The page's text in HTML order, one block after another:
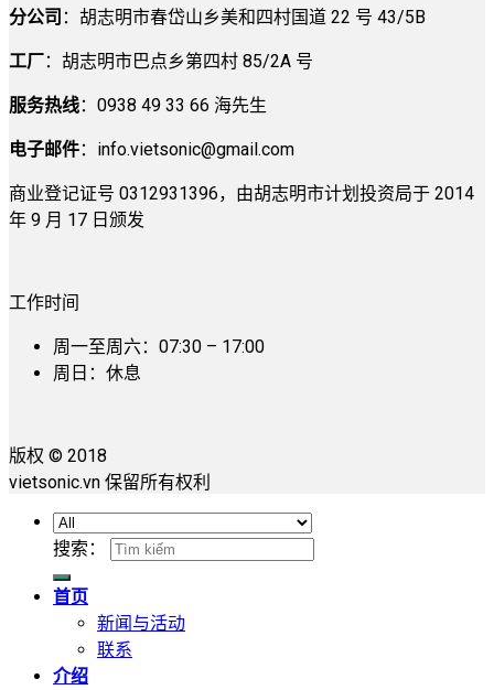
分公司 ：胡志明市春岱山乡美和四村国道 22 号 43/5B
工厂：胡志明市巴点乡第四村 85/2A 号
服务热线：0938 49 33 66 海先生
电子邮件： info.vietsonic@gmail.com
商业登记证号 0312931396，由胡志明市计划投资局于 2014
年 9 月 17 日颁发
工作时间
周一至周六：07:30 – 17:00
周日：休息
版权 © 2018
vietsonic.vn 保留所有权利
搜索：
首页
新闻与活动
联系
介绍